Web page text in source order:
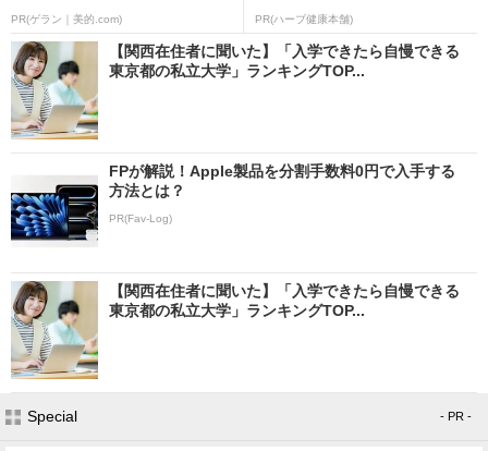
PR(ゲラン｜美的.com) PR(ハーブ健康本舗)
【関西在住者に聞いた】「入学できたら自慢できる
東京都の私立大学」ランキングTOP...
FPが解説！Apple製品を分割手数料0円で入手する
方法とは？
PR(Fav-Log)
【関西在住者に聞いた】「入学できたら自慢できる
東京都の私立大学」ランキングTOP...
Special - PR -